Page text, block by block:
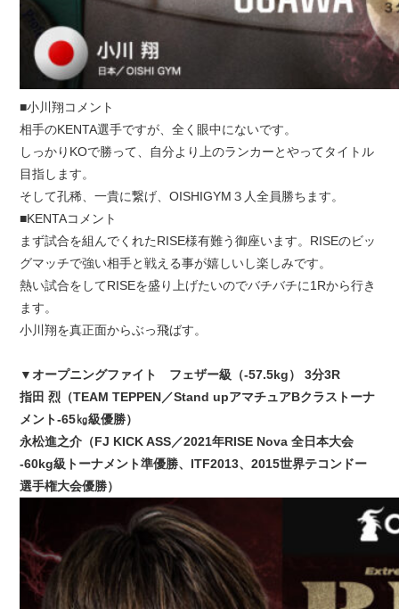
■小川翔コメント
相手のKENTA選手ですが、全く眼中にないです。
しっかりKOで勝って、自分より上のランカーとやってタイトル
目指します。
そして孔稀、一貴に繋げ、OISHIGYM３人全員勝ちます。
■KENTAコメント
まず試合を組んでくれたRISE様有難う御座います。RISEのビッ
グマッチで強い相手と戦える事が嬉しいし楽しみです。
熱い試合をしてRISEを盛り上げたいのでバチバチに1Rから行き
ます。
小川翔を真正面からぶっ飛ばす。
▼オープニングファイト フェザー級（-57.5kg） 3分3R
指田 烈（TEAM TEPPEN／Stand upアマチュアBクラストーナ
メント-65㎏級優勝）
永松進之介（FJ KICK ASS／2021年RISE Nova 全日本大会
-60kg級トーナメント準優勝、ITF2013、2015世界テコンドー
選手権大会優勝）